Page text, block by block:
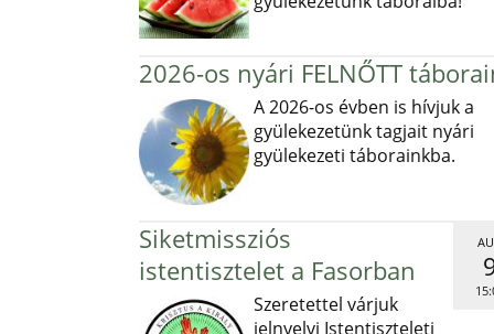
2026-os nyári FELNŐTT
A 2026-os évben is hívjuk a
gyülekezetünk tagjait nyári
gyülekezeti táborainkba.
Siketmissziós
istentisztelet a Fasorban
Szeretettel várjuk
jelnyelvi Istentiszteleti